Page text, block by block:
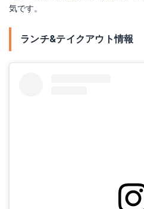
気です。
ランチ&テイクアウト情報